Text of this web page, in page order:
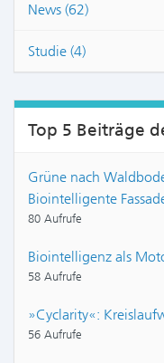
News (62)
Studie (4)
Top 5 Beiträge
Grüne nach
Biointelligente
80 Aufrufe
Biointelligenz als
58 Aufrufe
»Cyclarity«:
56 Aufrufe